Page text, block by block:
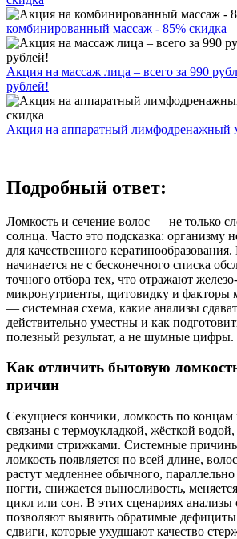
комбинированный массаж - 85% скидка
Акция на массаж лица – всего за 990
рублей!
Акция на аппаратный лимфодренажный
Подробный ответ:
Ломкость и сечение волос — не только
солнца. Часто это подсказка: организму
для качественного
начинается не с бесконечного списка
точного отбора тех, что отражают
микронутриенты, щитовидку и факторы
— системная схема, какие анализы
действительно уместны и как
полезный результат, а не шумные цифры.
Как отличить бытовую
причин
Секущиеся кончики, ломкость по концам
связаны с термоукладкой, жёсткой
редкими стрижками. Системные
ломкость появляется по всей длине,
растут медленнее обычного,
ногти, снижается выносливость,
цикл или сон. В этих сценариях
позволяют выявить обратимые
сдвиги, которые ухудшают качество